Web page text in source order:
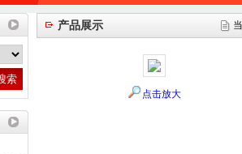
产品展示
点击放大